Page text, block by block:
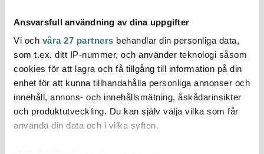
Ansvarsfull användning av dina uppgifter
Vi och våra 27 partners behandlar din personliga data,
som t.ex. ditt IP-nummer, och använder teknologi såsom
cookies för att lagra och få tillgång till information på din
enhet för att kunna tillhandahålla personliga annonser och
innehåll, annons- och innehållsmätning, åskådarinsikter
och produktutveckling. Du kan själv välja vilka som får
använda din data och i vilka syften.
Hackit
Hackit Köttfärshackare
22,5 cm Svart
129 kr
Anders Petter
Salt & pepparkvarn 26
cm svart
279 kr
Dorre